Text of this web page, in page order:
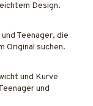
Design.
Teenager, die
Original suchen.
und Kurve
und